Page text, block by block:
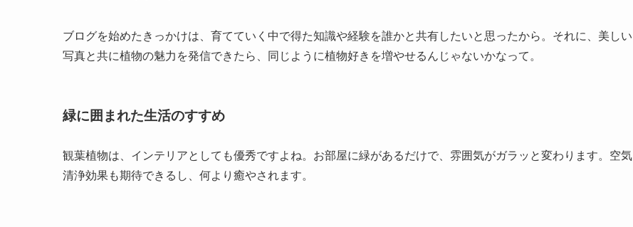
ブログを始めたきっかけは、育てていく中で得た知識や経験を誰かと共有したいと思ったから。それに、美しい
写真と共に植物の魅力を発信できたら、同じように植物好きを増やせるんじゃないかなって。
緑に囲まれた生活のすすめ
観葉植物は、インテリアとしても優秀ですよね。お部屋に緑があるだけで、雰囲気がガラッと変わります。空気
清浄効果も期待できるし、何より癒やされます。